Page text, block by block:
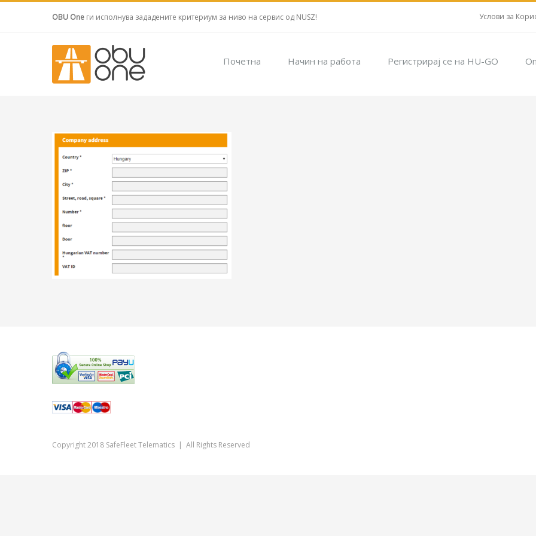
OBU One ги исполнува зададените критериум за ниво на сервис од NUSZ! Услови за
Почетна Начин на работа Регистрирај се на HU-GO
Copyright 2018 SafeFleet Telematics | All Rights Reserved